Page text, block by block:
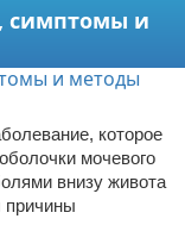
симптомы и
которое
мочевого
внизу живота
причины